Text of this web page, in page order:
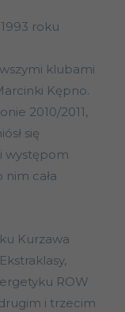
roku
klubami
Kępno.
2010/2011,
się
występom
nim cała
Kurzawa
ROW
i trzecim